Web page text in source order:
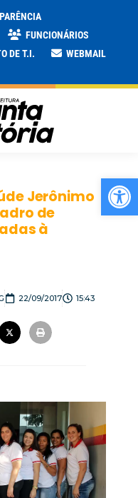
FUNCIONÁRIOS
DE T.I.
WEBMAIL
Jerônimo
de
à
22/09/2017 15:43